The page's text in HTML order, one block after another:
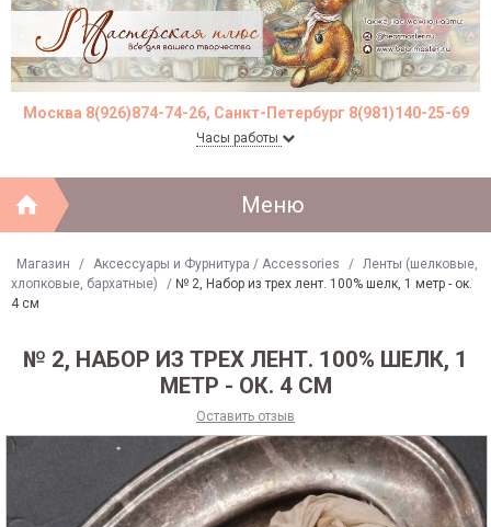
Москва 8(926)874-74-26, Санкт-Петербург 8(981)140-25-69
Часы работы
Меню
Магазин / Аксессуары и Фурнитура / Accessories /
Ленты (шелковые,
хлопковые, бархатные)
/ № 2, Набор из трех лент. 100% шелк, 1 метр - ок.
4 см
№ 2, НАБОР ИЗ ТРЕХ ЛЕНТ. 100% ШЕЛК, 1
МЕТР - ОК. 4 СМ
Оставить отзыв